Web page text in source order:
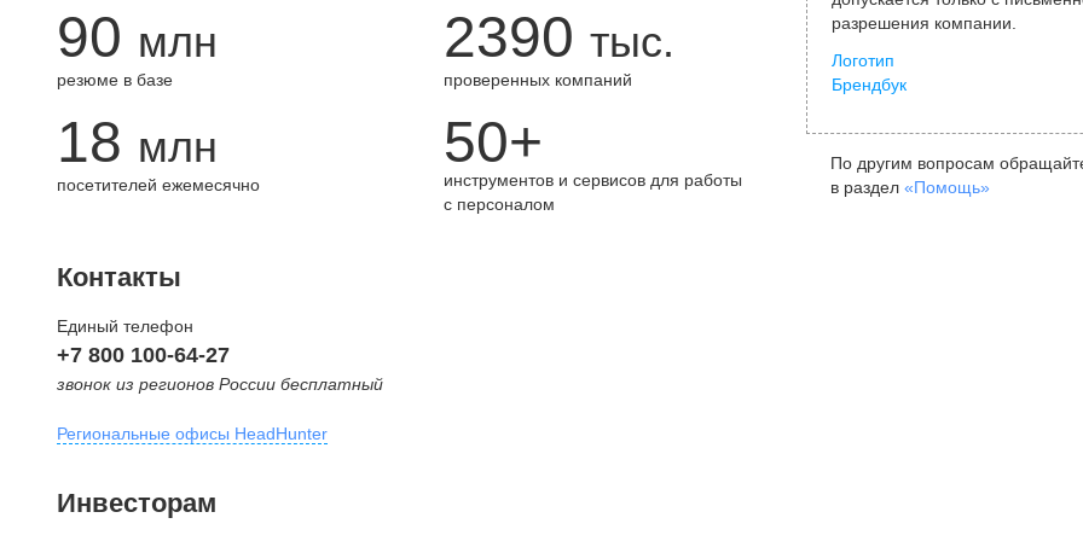
90 млн
резюме в базе
2390 тыс.
проверенных компаний
18 млн
посетителей ежемесячно
50+
инструментов и сервисов для работы
с персоналом
разрешения компании.
Логотип
Брендбук
По другим вопросам
в раздел «Помощь»
Контакты
Единый телефон
+7 800 100-64-27
звонок из регионов России бесплатный
Региональные офисы HeadHunter
внутригородская территория
Инвесторам